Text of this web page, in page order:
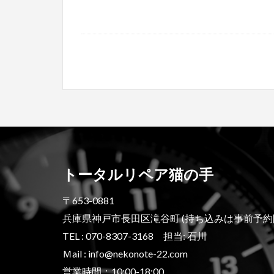
トータルリペア猫の手
〒653-0881
兵庫県神戸市長田区滝谷町 (持ち込みは事前予
TEL : 070-8307-3168 担当: 石川
Ｍail : info@nekonote-22.com
営業時間：10:00-18:00